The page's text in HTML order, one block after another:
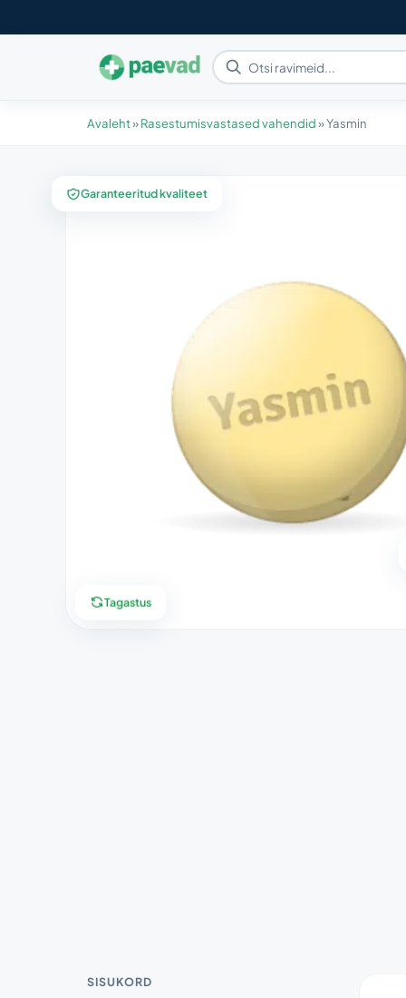
Avaleht»Rasestumisvastased vahendid»Yasmin
Garanteeritud kvaliteet
Tagastus
SISUKORD